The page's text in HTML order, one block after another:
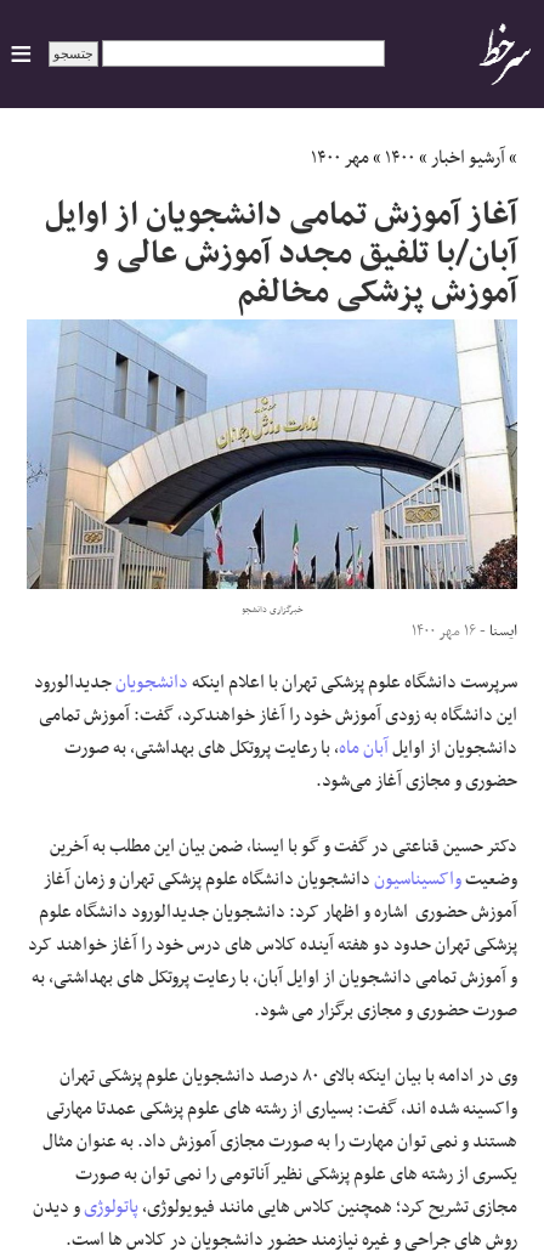
ایران
سیاسی
اقتصاد
ورزشی
جهان
اجتماعی
حوادث
علوم و فن آوری
مقالات
»آرشیو اخبار»۱۴۰۰»مهر ۱۴۰۰
آغاز آموزش تمامی دانشجویان از اوایل
آبان/با تلفیق مجدد آموزش عالی و
آموزش پزشکی مخالفم
خبرگزاری دانشجو
ایسنا - ۱۶ مهر ۱۴۰۰
سرپرست دانشگاه علوم پزشکی تهران با اعلام اینکهدانشجویانجدیدالورود
این دانشگاه به زودی آموزش خود را آغاز خواهندکرد، گفت: آموزش تمامی
دانشجویان از اوایلآبان ماه، با رعایت پروتکل های بهداشتی، به صورت
حضوری و مجازی آغاز می‌شود.
دکتر حسین قناعتی در گفت و گو با ایسنا، ضمن بیان این مطلب به آخرین
وضعیتواکسیناسیوندانشجویان دانشگاه علوم پزشکی تهران و زمان آغاز
آموزش حضوری اشاره و اظهار کرد: دانشجویان جدیدالورود دانشگاه علوم
پزشکی تهران حدود دو هفته آینده کلاس های درس خود را آغاز خواهند کرد
و آموزش تمامی دانشجویان از اوایل آبان، با رعایت پروتکل های بهداشتی، به
صورت حضوری و مجازی برگزار می شود.
وی در ادامه با بیان اینکه بالای ۸۰ درصد دانشجویان علوم پزشکی تهران
واکسینه شده اند، گفت: بسیاری از رشته های علوم پزشکی عمدتا مهارتی
هستند و نمی توان مهارت را به صورت مجازی آموزش داد. به عنوان مثال
یکسری از رشته های علوم پزشکی نظیر آناتومی را نمی توان به صورت
مجازی تشریح کرد؛ همچنین کلاس هایی مانند فیویولوژی،پاتولوژیو دیدن
روش های جراحی و غیره نیازمند حضور دانشجویان در کلاس ها است.